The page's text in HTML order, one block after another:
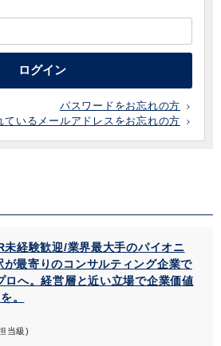
ログイン
パスワードをお忘れの方
ているメールアドレスをお忘れの方
未経験歓迎/業界最大手のパイオニ
最寄りのコンサルティング企業で
ロへ。経営層と近い立場で企業価値
。
当級)